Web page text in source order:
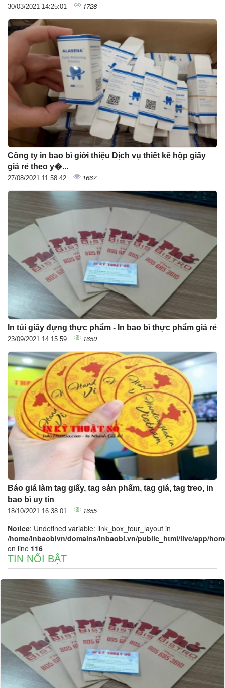
30/03/2021 14:25:01 1728
Công ty in bao bì giới thiệu Dịch vụ thiết kế hộp giấy
giá rẻ theo y�...
27/08/2021 11:58:42 1667
In túi giấy đựng thực phẩm - In bao bì thực phẩm giá rẻ
23/09/2021 14:15:59 1650
Báo giá làm tag giấy, tag sản phẩm, tag giá, tag treo, in
bao bì uy tín
18/10/2021 16:38:01 1655
Notice: Undefined variable: link_box_four_layout in
/home/inbaobivn/domains/inbaobi.vn/public_html/live/app/
on line 116
TIN NỔI BẬT